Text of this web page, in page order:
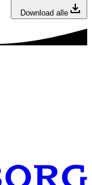
Download alle